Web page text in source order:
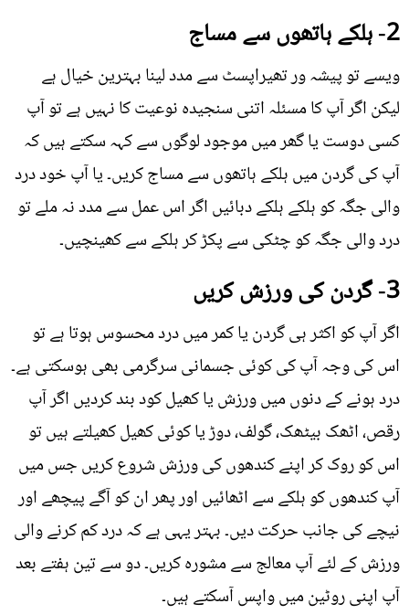
2- ہلکے ہاتھوں سے مساج
ویسے تو پیشہ ور تھیراپسٹ سے مدد لینا بہترین خیال ہے
لیکن اگر آپ کا مسئلہ اتنی سنجیدہ نوعیت کا نہیں ہے تو آپ
کسی دوست یا گھر میں موجود لوگوں سے کہہ سکتے ہیں کہ
آپ کی گردن میں ہلکے ہاتھوں سے مساج کریں۔ یا آپ خود درد
والی جگہ کو ہلکے ہلکے دبائیں اگر اس عمل سے مدد نہ ملے تو
درد والی جگہ کو چٹکی سے پکڑ کر ہلکے سے کھینچیں۔
3- گردن کی ورزش کریں
اگر آپ کو اکثر ہی گردن یا کمر میں درد محسوس ہوتا ہے تو
اس کی وجہ آپ کی کوئی جسمانی سرگرمی بھی ہوسکتی ہے۔
درد ہونے کے دنوں میں ورزش یا کھیل کود بند کردیں اگر آپ
رقص، اٹھک بیٹھک، گولف، دوڑ یا کوئی کھیل کھیلتے ہیں تو
اس کو روک کر اپنے کندھوں کی ورزش شروع کریں جس میں
آپ کندھوں کو ہلکے سے اٹھائیں اور پھر ان کو آگے پیچھے اور
نیچے کی جانب حرکت دیں۔ بہتر یہی ہے کہ درد کم کرنے والی
ورزش کے لئے آپ معالج سے مشورہ کریں۔ دو سے تین ہفتے بعد
آپ اپنی روٹین میں واپس آسکتے ہیں۔